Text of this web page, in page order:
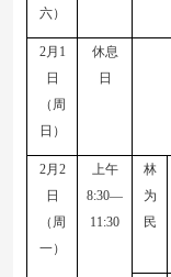
六）
2月 1
日
（周
日）
休息
日
2月 2
日
（周
一）
上午
8:30—
11:30
林
为
民